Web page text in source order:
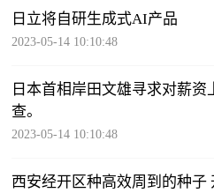
日立将自研生成式AI产品
2023-05-14 10:10:48
日本首相岸田文雄寻求对薪
查。
2023-05-14 10:10:48
西安经开区种高效周到的种子